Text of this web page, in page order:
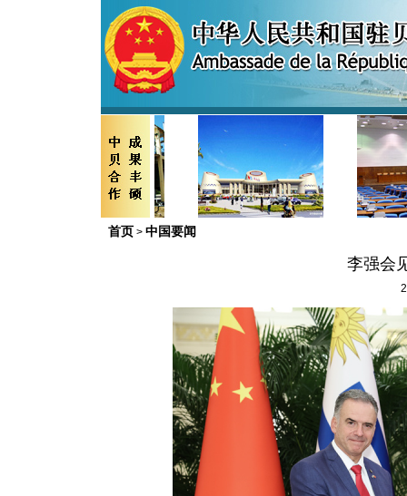
首页 > 中国要闻
李强会